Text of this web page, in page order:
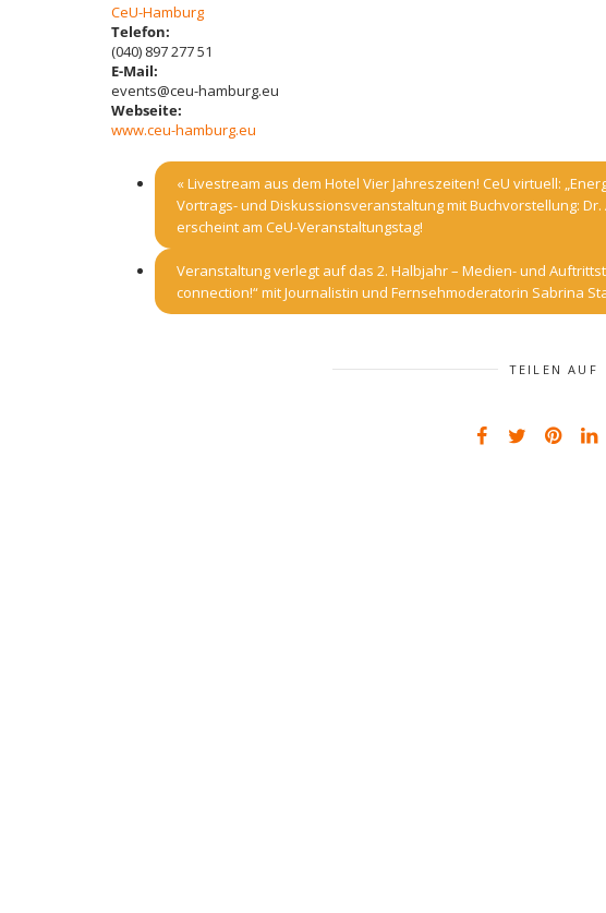
CeU-Hamburg
Telefon:
(040) 897 277 51
E-Mail:
events@ceu-hamburg.eu
Webseite:
www.ceu-hamburg.eu
«Livestream aus dem Hotel Vier Jahreszeiten! CeU virtuell:
Vortrags- und Diskussionsveranstaltung mit Buchvorstellung: Dr.
erscheint am CeU-Veranstaltungstag!
Veranstaltung verlegt auf das 2. Halbjahr – Medien- und
connection!“ mit Journalistin und Fernsehmoderatorin Sabrina
TEILEN AUF